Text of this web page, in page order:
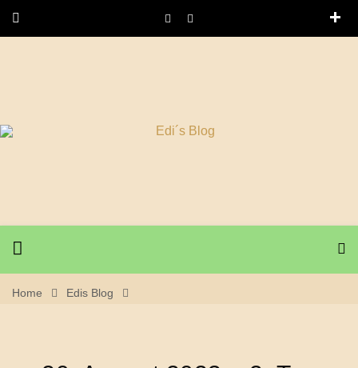
Home
Edis Blog